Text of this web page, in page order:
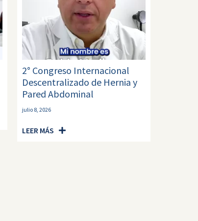
2° Congreso Internacional
Descentralizado de Hernia y
Pared Abdominal
julio 8, 2026
LEER MÁS